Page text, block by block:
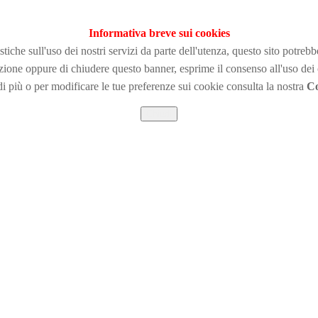
Informativa breve sui cookies
sull'uso dei nostri servizi da parte dell'utenza, questo sito
oppure di chiudere questo banner, esprime il consenso all'uso dei
più o per modificare le tue preferenze sui cookie consulta la nostra